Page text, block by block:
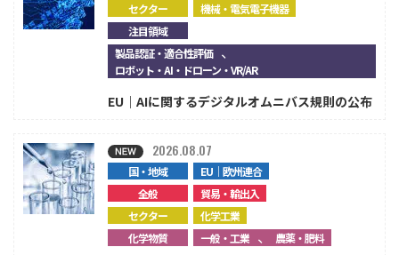
セクター
機械・電気電子機器
注目領域
製品認証・適合性評価 、
ロボット・AI・ドローン・VR/AR
EU｜AIに関するデジタルオムニバス規則の公布
国・地域
EU｜欧州連合
全般
貿易・輸出入
セクター
化学工業
化学物質
一般・工業 、農薬・肥料
2026.08.07